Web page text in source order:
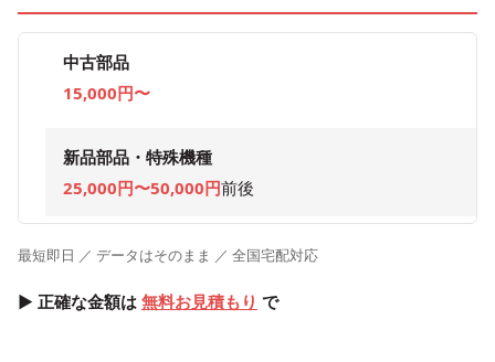
中古部品
15,000円〜
新品部品・特殊機種
25,000円〜50,000円前後
最短即日 ／ データはそのまま ／ 全国宅配対応
▶ 正確な金額は 無料お見積もり で